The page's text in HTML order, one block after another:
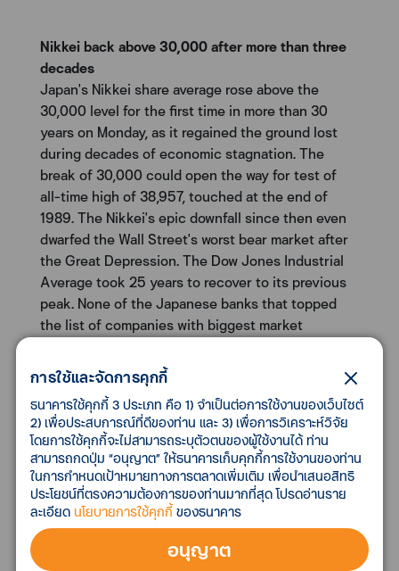
Nikkei back above 30,000 after more than three
decades
Japan's Nikkei share average rose above the
30,000 level for the first time in more than 30
years on Monday, as it regained the ground lost
during decades of economic stagnation. The
break of 30,000 could open the way for test of
all-time high of 38,957, touched at the end of
1989. The Nikkei's epic downfall since then even
dwarfed the Wall Street's worst bear market after
the Great Depression. The Dow Jones Industrial
Average took 25 years to recover to its previous
peak. None of the Japanese banks that topped
the list of companies with biggest market
subsequently suffered massive loan losses and
repeated mergers to survive.
Thailand’s 4Q GDP Contracts 4.2%, Beating
Economists’ Forecast of Dropping 5.4%
The Office of the National Economic and Social
Development Council (NESDC) on Monday has
announced that Thailand 4Q20 GDP contracted
4.2%, which was better than an estimation of 5.4%
contraction due to the recovery in consumption
การใช้และจัดการคุกกี้
ธนาคารใช้คุกกี้ 3 ประเภท คือ 1) จำเป็นต่อการใช้งานของเว็บไซต์
2) เพื่อประสบการณ์ที่ดีของท่าน และ 3) เพื่อการวิเคราะห์วิจัย
โดยการใช้คุกกี้จะไม่สามารถระบุตัวตนของผู้ใช้งานได้ ท่าน
สามารถกดปุ่ม “อนุญาต” ให้ธนาคารเก็บคุกกี้การใช้งานของท่าน
ในการกำหนดเป้าหมายทางการตลาดเพิ่มเติม เพื่อนำเสนอสิทธิ
ประโยชน์ที่ตรงความต้องการของท่านมากที่สุด โปรดอ่านราย
ละเอียด นโยบายการใช้คุกกี้ของธนาคาร
อนุญาต